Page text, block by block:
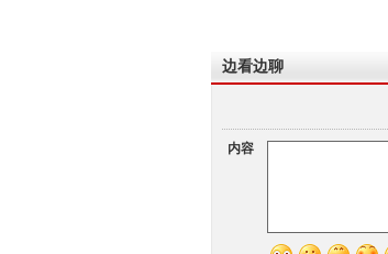
边看边聊
内容